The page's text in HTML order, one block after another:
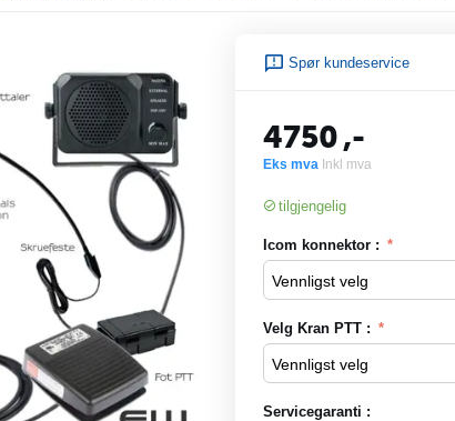
Spør kundeservice
4750,-
Eks mva Inkl mva
tilgjengelig
Icom konnektor :
Velg Kran PTT :
Servicegaranti :